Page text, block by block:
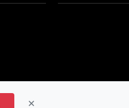
×